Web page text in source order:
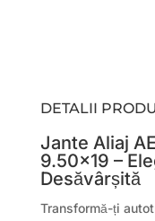
DETALII
Jante Aliaj
9.50×19 –
Desăvârșită
Transformă-ți